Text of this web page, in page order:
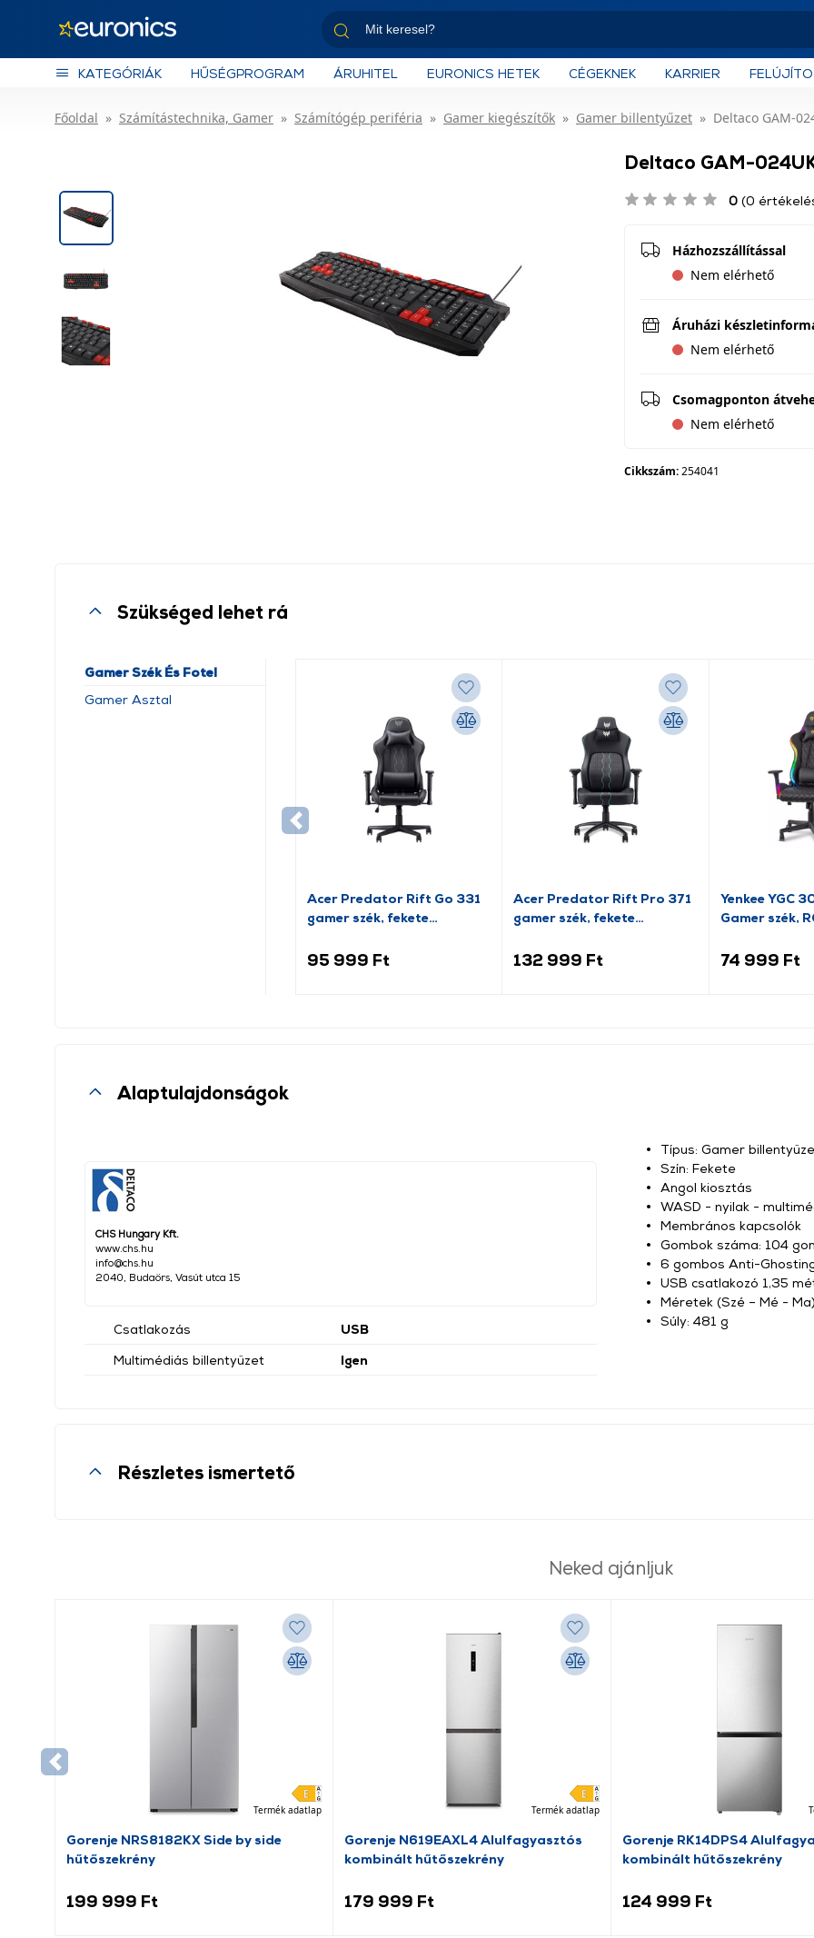
KATEGÓRIÁK HŰSÉGPROGRAM ÁRUHITEL EURONICS HETEK CÉGEKNEK KARRIER
Főoldal Számítástechnika, Gamer Számítógép periféria Gamer kiegészítők Gamer billentyűzet Deltaco GAM-
Deltaco GAM-
0 (0
Házhozszállítással
Nem elérhető
Áruházi
Nem elérhető
Csomagponton
Nem elérhető
Cikkszám:254041
Szükséged lehet rá
Gamer Szék És Fotel
Gamer Asztal
Acer Predator Rift Go 331
gamer szék, fekete
95 999 Ft
Acer Predator Rift Pro 371
gamer szék, fekete
132 999 Ft
Yenkee YGC
Gamer szék,
74 999 Ft
Alaptulajdonságok
CHS Hungary Kft.
www.chs.hu
info@chs.hu
2040, Budaörs, Vasút utca 15
Csatlakozás
USB
Multimédiás billentyűzet
Igen
Típus: Gamer
Szín: Fekete
Angol kiosztás
WASD - nyilak -
Membrános kapcsolók
Gombok száma: 104
6 gombos Anti-
USB csatlakozó 1,35
Méretek (Szé – Mé -
Súly: 481 g
Részletes ismertető
Neked ajánljuk
Termék adatlap
Gorenje NRS8182KX Side by side
hűtőszekrény
199 999 Ft
Termék adatlap
Gorenje N619EAXL4 Alulfagyasztós
kombinált hűtőszekrény
179 999 Ft
Gorenje RK14DPS4
kombinált hűtőszekrény
124 999 Ft